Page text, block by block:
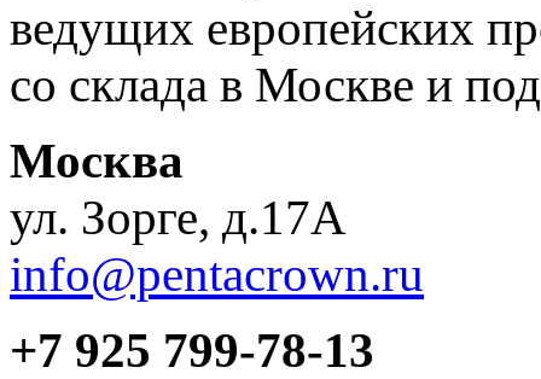
ведущих европейских
со склада в Москве и под
Москва
ул. Зорге, д.17А
info@pentacrown.ru
+7 925 799-78-13